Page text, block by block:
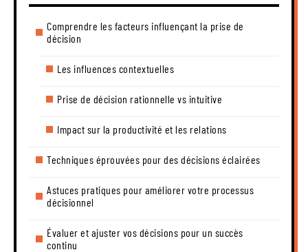
Comprendre les facteurs influençant la prise de
décision
Les influences contextuelles
Prise de décision rationnelle vs intuitive
Impact sur la productivité et les relations
Techniques éprouvées pour des décisions éclairées
Astuces pratiques pour améliorer votre processus
décisionnel
Évaluer et ajuster vos décisions pour un succès
continu